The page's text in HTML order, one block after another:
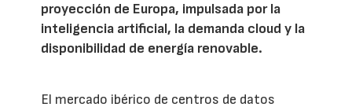
proyección de Europa, impulsada por la
inteligencia artificial, la demanda cloud y la
disponibilidad de energía renovable.
El mercado ibérico de centros de datos